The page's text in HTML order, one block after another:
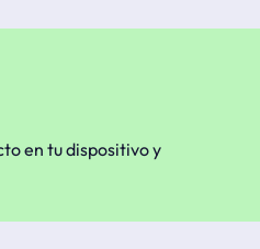
en tu dispositivo y